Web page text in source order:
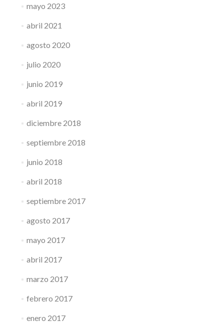
mayo 2023
abril 2021
agosto 2020
julio 2020
junio 2019
abril 2019
diciembre 2018
septiembre 2018
junio 2018
abril 2018
septiembre 2017
agosto 2017
mayo 2017
abril 2017
marzo 2017
febrero 2017
enero 2017